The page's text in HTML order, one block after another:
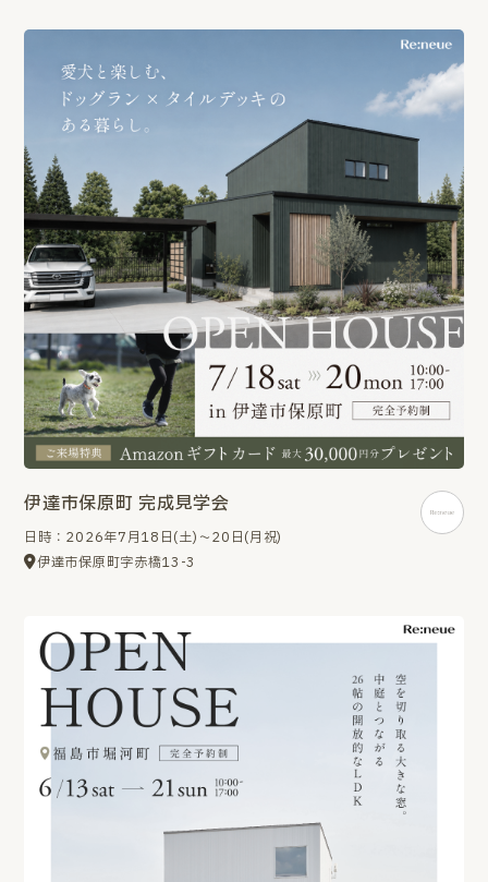
伊達市保原町 完成見学会
日時：2026年7月18日(土)～20日(月祝)
伊達市保原町字赤橋13-3